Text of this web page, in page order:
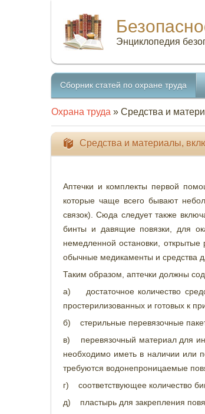
Энциклопедия
Сборник статей по охране труда
Охрана труда » Средства и
Средства и материалы,
Аптечки и комплекты первой
которые чаще всего бывают
связок). Сюда следует также
бинты и давящие повязки, для
немедленной остановки,
обычные медикаменты и средства
Таким образом, аптечки должны
а) достаточное количество
простерилизованных и готовых к
б) стерильные перевязочные
в) перевязочный материал для
необходимо иметь в наличии или
требуются водонепроницаемые
г) соответствующее количество
д) пластырь для закрепления